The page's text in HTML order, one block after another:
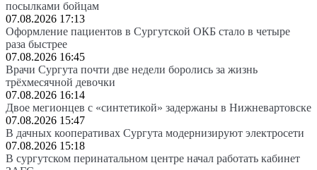
посылками бойцам
07.08.2026 17:13
Оформление пациентов в Сургутской ОКБ стало в четыре
раза быстрее
07.08.2026 16:45
Врачи Сургута почти две недели боролись за жизнь
трёхмесячной девочки
07.08.2026 16:14
Двое мегионцев с «синтетикой» задержаны в Нижневартовске
07.08.2026 15:47
В дачных кооперативах Сургута модернизируют электросети
07.08.2026 15:18
В сургутском перинатальном центре начал работать кабинет